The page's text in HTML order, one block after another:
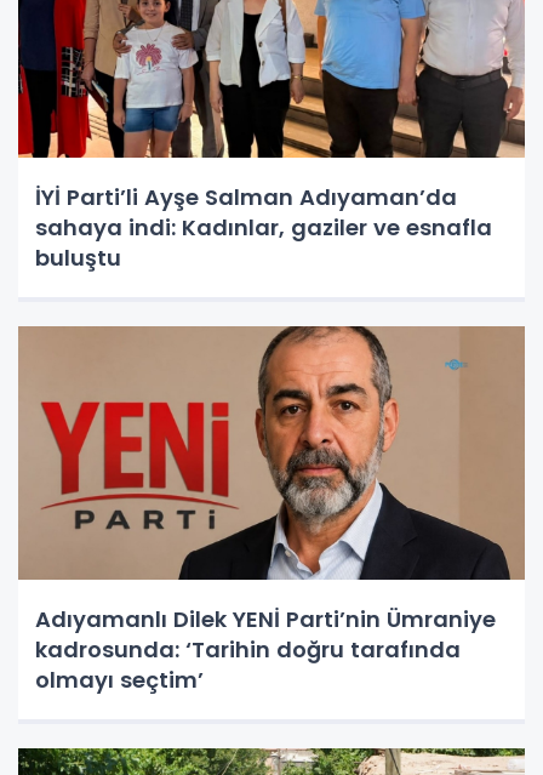
İYİ Parti’li Ayşe Salman Adıyaman’da
sahaya indi: Kadınlar, gaziler ve esnafla
buluştu
Adıyamanlı Dilek YENİ Parti’nin Ümraniye
kadrosunda: ‘Tarihin doğru tarafında
olmayı seçtim’